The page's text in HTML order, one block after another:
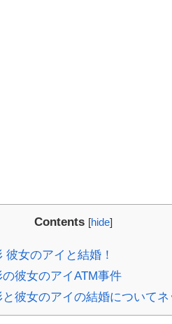
Contents [hide]
彼女のアイと結婚！
彼女のアイATM事件
彼女のアイの結婚についてネ